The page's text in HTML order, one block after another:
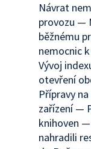
Návrat
provozu —
běžnému
nemocnic
Vývoj
otevření
Přípravy
zařízení —
knihoven
nahradili